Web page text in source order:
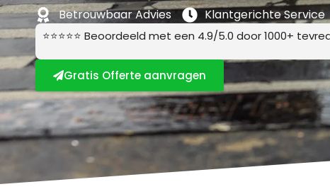
Betrouwbaar Advies
Klantgerichte Service
⭐⭐⭐⭐⭐ Beoordeeld met een 4.9/5.0 door 1000+
Gratis Offerte aanvragen